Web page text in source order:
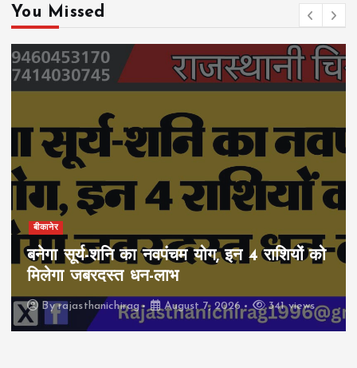
You Missed
बीकानेर
बनेगा सूर्य-शनि का नवपंचम योग, इन 4 राशियों को
मिलेगा जबरदस्त धन-लाभ
Byrajasthanichirag August 7, 2026 341 views